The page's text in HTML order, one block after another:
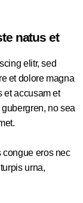
natus et
elitr, sed
et dolore magna
et accusam et
no sea
congue eros nec
urna,